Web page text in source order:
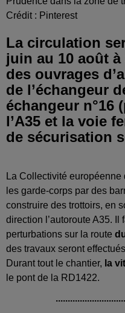
Crédit : Pinterest
La circulation
juin au 10 août
des ouvrages
de l’échangeur
échangeur n°16
l’A35 et la voie
de sécurisation
La Collectivité européenne
les garde-corps par des
construire des trottoirs, en
direction l’autoroute A35.
perturbations sur la route
des travaux seront
Durant tout le chantier, la
le pont de la RD1422.